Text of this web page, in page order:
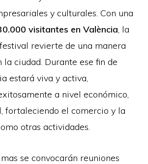
y culturales. Con una
visitantes en València, la
revierte de una manera
la ciudad. Durante ese fin de
estará viva y activa,
a nivel económico,
fortaleciendo el comercio y la
otras actividades.
se convocarán reuniones